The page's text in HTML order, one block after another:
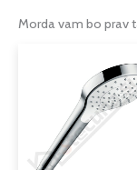
Podkategorija1
Podkategorija2
Morda vam bo prav